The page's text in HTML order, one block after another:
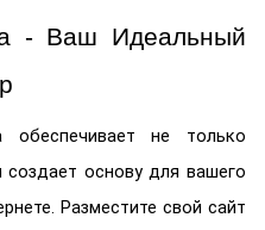
- Ваш Идеальный
обеспечивает не только
основу для вашего
Разместите свой сайт